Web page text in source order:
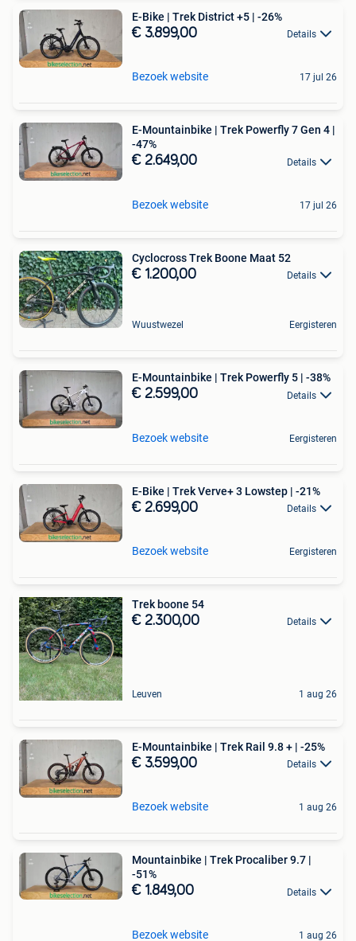
E-Bike | Trek District +5 | -26%
€ 3.899,00 Details
Bezoek website 17 jul 26
E-Mountainbike | Trek Powerfly 7 Gen 4 |
-47%
€ 2.649,00 Details
Bezoek website 17 jul 26
Cyclocross Trek Boone Maat 52
€ 1.200,00 Details
Wuustwezel Eergisteren
E-Mountainbike | Trek Powerfly 5 | -38%
€ 2.599,00 Details
Bezoek website Eergisteren
E-Bike | Trek Verve+ 3 Lowstep | -21%
€ 2.699,00 Details
Bezoek website Eergisteren
Trek boone 54
€ 2.300,00 Details
Leuven 1 aug 26
E-Mountainbike | Trek Rail 9.8 + | -25%
€ 3.599,00 Details
Bezoek website 1 aug 26
Mountainbike | Trek Procaliber 9.7 |
-51%
€ 1.849,00 Details
Bezoek website 1 aug 26